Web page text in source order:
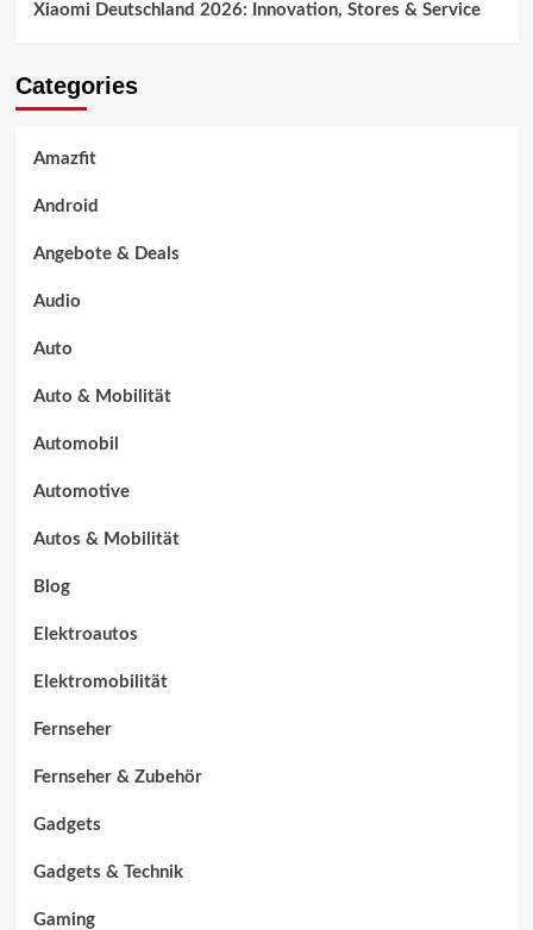
Xiaomi Deutschland 2026: Innovation, Stores & Service
Categories
Amazfit
Android
Angebote & Deals
Audio
Auto
Auto & Mobilität
Automobil
Automotive
Autos & Mobilität
Blog
Elektroautos
Elektromobilität
Fernseher
Fernseher & Zubehör
Gadgets
Gadgets & Technik
Gaming